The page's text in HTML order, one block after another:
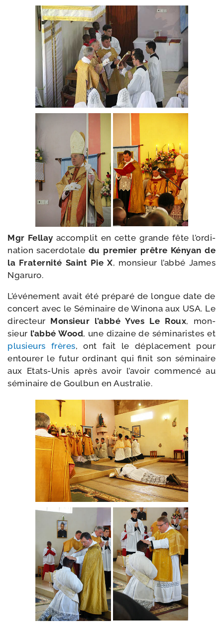
Mgr Fellay accom­plit en cette grande fête l’or­di­
na­tion sacer­do­tale du pre­mier prêtre Kényan de
la Fraternité Saint Pie X, mon­sieur l’ab­bé James
Ngaruro.
L’événement avait été pré­pa­ré de longue date de
concert avec le Séminaire de Winona aux USA. Le
direc­teur Monsieur l’ab­bé Yves Le Roux, mon­
sieur l’ab­bé Wood, une dizaine de sémi­na­ristes et
plu­sieurs frères, ont fait le dépla­ce­ment pour
entou­rer le futur ordi­nant qui finit son sémi­naire
aux Etats-​Unis après avoir l’a­voir com­men­cé au
sémi­naire de Goulbun en Australie.